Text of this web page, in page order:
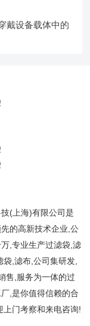
戴设备载体中的
(上海)有限公司是
的高新技术企业,公
,专业生产过滤袋,滤
袋,滤布,公司集研发,
售,服务为一体的过
,是你值得信赖的合
上门考察和来电咨询!